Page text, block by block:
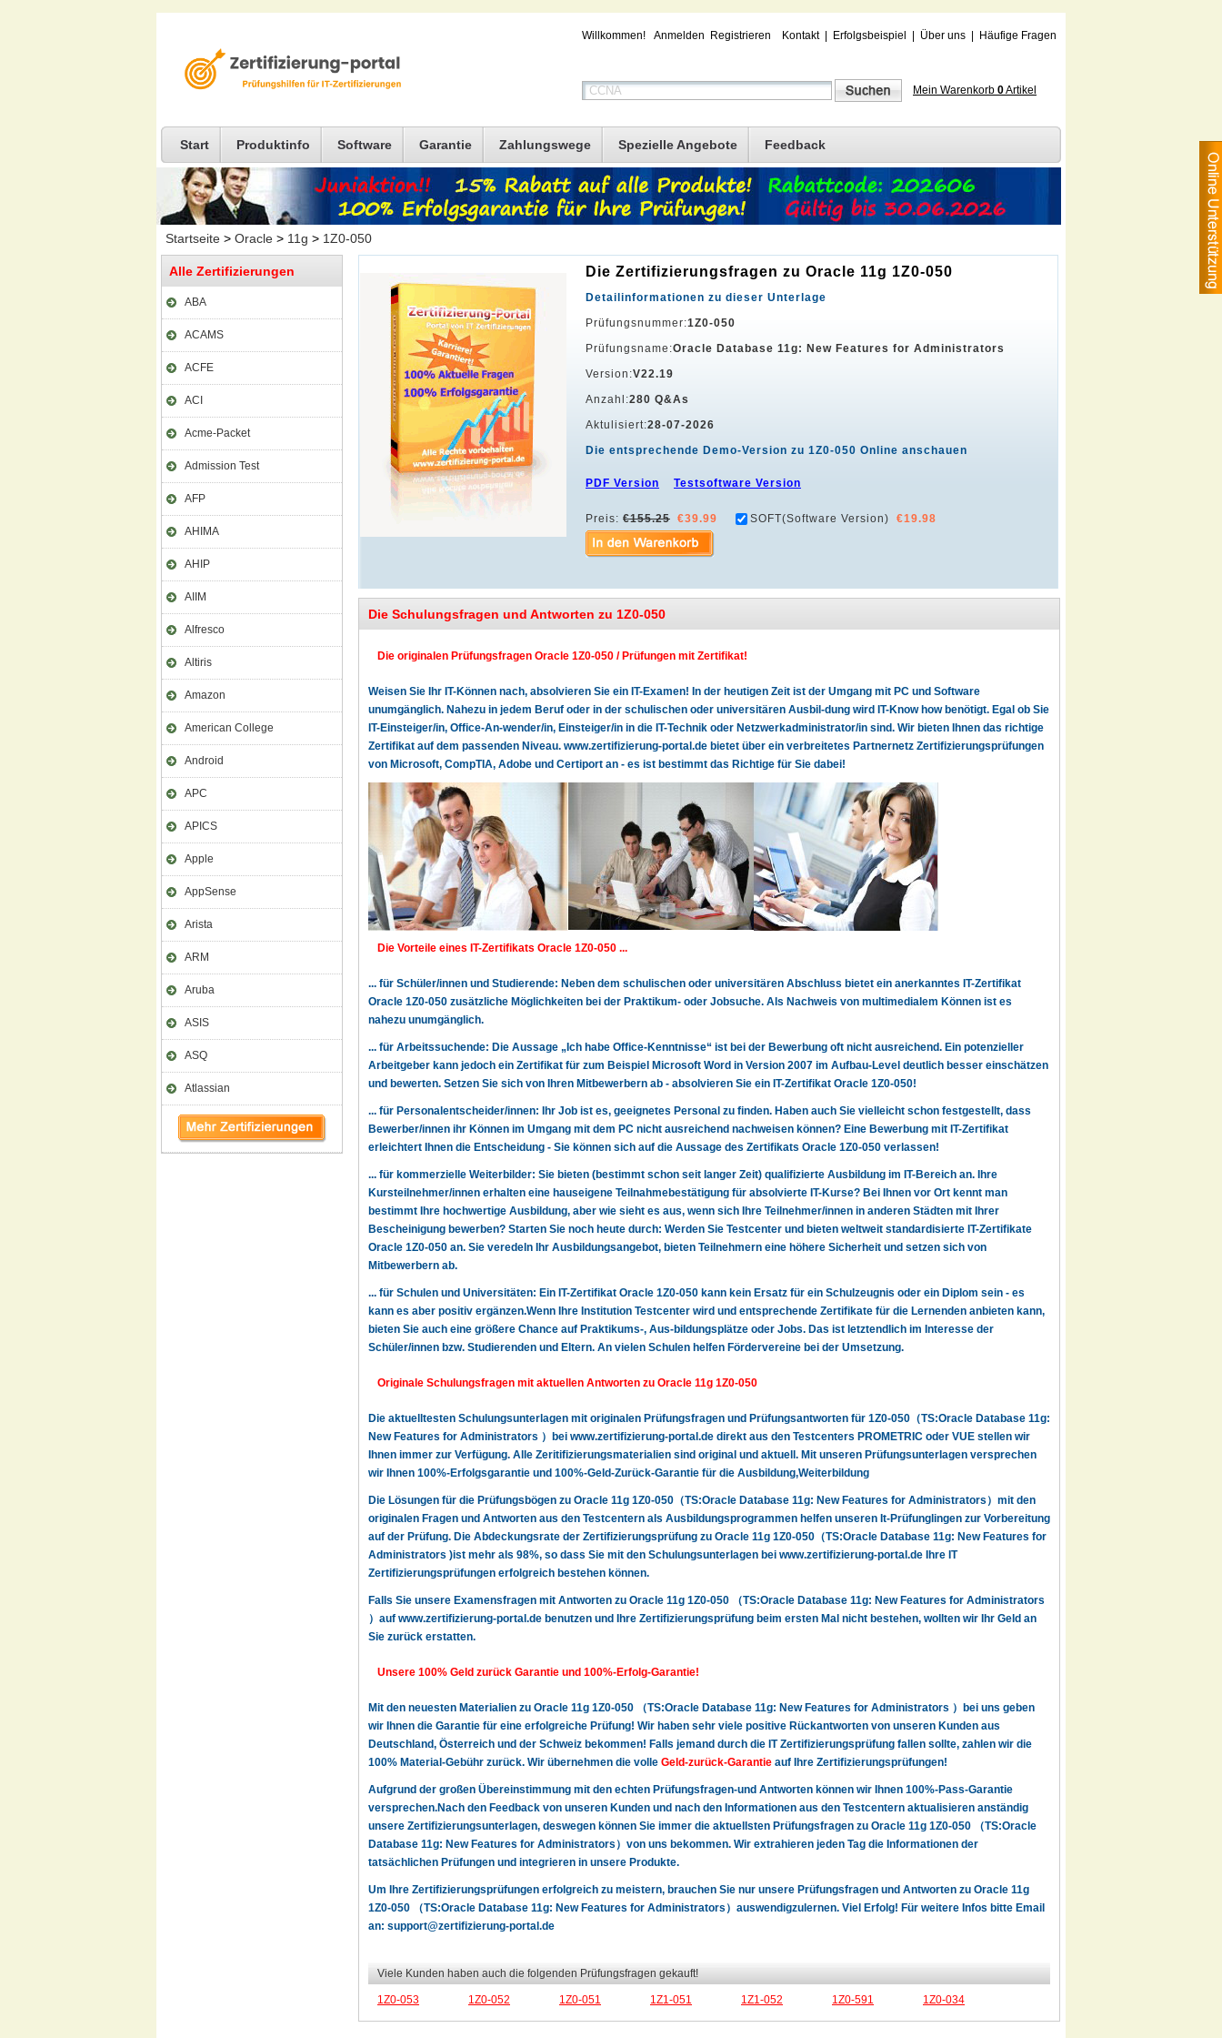
Willkommen! Anmelden Registrieren Kontakt| Erfolgsbeispiel Über uns Häufige Fragen
Mein Warenkorb 0Artikel
Start Produktinfo Software Garantie Zahlungswege Spezielle Angebote Feedback
Startseite > Oracle > 11g > 1Z0-050
Alle Zertifizierungen
ABA
ACAMS
ACFE
ACI
Acme-Packet
Admission Test
AFP
AHIMA
AHIP
AIIM
Alfresco
Altiris
Amazon
American College
Android
APC
APICS
Apple
AppSense
Arista
ARM
Aruba
ASIS
ASQ
Atlassian
Die Zertifizierungsfragen zu Oracle 11g 1Z0-050
Detailinformationen zu dieser Unterlage
Prüfungsnummer:1Z0-050
Prüfungsname:Oracle Database 11g: New Features for Administrators
Version:V22.19
Anzahl:280 Q&As
Aktulisiert:28-07-2026
Die entsprechende Demo-Version zu 1Z0-050 Online anschauen
PDF Version Testsoftware Version
Preis: €155.25 €39.99 SOFT(Software Version) €19.98
Die Schulungsfragen und Antworten zu 1Z0-050
Die originalen Prüfungsfragen Oracle 1Z0-050 / Prüfungen mit Zertifikat!
Weisen Sie Ihr IT-Können nach, absolvieren Sie ein IT-Examen! In der heutigen Zeit ist der Umgang mit PC und Software
unumgänglich. Nahezu in jedem Beruf oder in der schulischen oder universitären Ausbil-dung wird IT-Know how benötigt. Egal ob Sie
IT-Einsteiger/in, Office-An-wender/in, Einsteiger/in in die IT-Technik oder Netzwerkadministrator/in sind. Wir bieten Ihnen das richtige
Zertifikat auf dem passenden Niveau. www.zertifizierung-portal.de bietet über ein verbreitetes Partnernetz Zertifizierungsprüfungen
von Microsoft, CompTIA, Adobe und Certiport an - es ist bestimmt das Richtige für Sie dabei!
Die Vorteile eines IT-Zertifikats Oracle 1Z0-050 ...
... für Schüler/innen und Studierende: Neben dem schulischen oder universitären Abschluss bietet ein anerkanntes IT-Zertifikat
Oracle 1Z0-050 zusätzliche Möglichkeiten bei der Praktikum- oder Jobsuche. Als Nachweis von multimedialem Können ist es
nahezu unumgänglich.
... für Arbeitssuchende: Die Aussage „Ich habe Office-Kenntnisse“ ist bei der Bewerbung oft nicht ausreichend. Ein potenzieller
Arbeitgeber kann jedoch ein Zertifikat für zum Beispiel Microsoft Word in Version 2007 im Aufbau-Level deutlich besser einschätzen
und bewerten. Setzen Sie sich von Ihren Mitbewerbern ab - absolvieren Sie ein IT-Zertifikat Oracle 1Z0-050!
... für Personalentscheider/innen: Ihr Job ist es, geeignetes Personal zu finden. Haben auch Sie vielleicht schon festgestellt, dass
Bewerber/innen ihr Können im Umgang mit dem PC nicht ausreichend nachweisen können? Eine Bewerbung mit IT-Zertifikat
erleichtert Ihnen die Entscheidung - Sie können sich auf die Aussage des Zertifikats Oracle 1Z0-050 verlassen!
... für kommerzielle Weiterbilder: Sie bieten (bestimmt schon seit langer Zeit) qualifizierte Ausbildung im IT-Bereich an. Ihre
Kursteilnehmer/innen erhalten eine hauseigene Teilnahmebestätigung für absolvierte IT-Kurse? Bei Ihnen vor Ort kennt man
bestimmt Ihre hochwertige Ausbildung, aber wie sieht es aus, wenn sich Ihre Teilnehmer/innen in anderen Städten mit Ihrer
Bescheinigung bewerben? Starten Sie noch heute durch: Werden Sie Testcenter und bieten weltweit standardisierte IT-Zertifikate
Oracle 1Z0-050 an. Sie veredeln Ihr Ausbildungsangebot, bieten Teilnehmern eine höhere Sicherheit und setzen sich von
Mitbewerbern ab.
... für Schulen und Universitäten: Ein IT-Zertifikat Oracle 1Z0-050 kann kein Ersatz für ein Schulzeugnis oder ein Diplom sein - es
kann es aber positiv ergänzen.Wenn Ihre Institution Testcenter wird und entsprechende Zertifikate für die Lernenden anbieten kann,
bieten Sie auch eine größere Chance auf Praktikums-, Aus-bildungsplätze oder Jobs. Das ist letztendlich im Interesse der
Schüler/innen bzw. Studierenden und Eltern. An vielen Schulen helfen Fördervereine bei der Umsetzung.
Originale Schulungsfragen mit aktuellen Antworten zu Oracle 11g 1Z0-050
Die aktuelltesten Schulungsunterlagen mit originalen Prüfungsfragen und Prüfungsantworten für 1Z0-050（TS:Oracle Database 11g:
New Features for Administrators ）bei www.zertifizierung-portal.de direkt aus den Testcenters PROMETRIC oder VUE stellen wir
Ihnen immer zur Verfügung. Alle Zeritifizierungsmaterialien sind original und aktuell. Mit unseren Prüfungsunterlagen versprechen
wir Ihnen 100%-Erfolgsgarantie und 100%-Geld-Zurück-Garantie für die Ausbildung,Weiterbildung
Die Lösungen für die Prüfungsbögen zu Oracle 11g 1Z0-050（TS:Oracle Database 11g: New Features for Administrators）mit den
originalen Fragen und Antworten aus den Testcentern als Ausbildungsprogrammen helfen unseren It-Prüfunglingen zur Vorbereitung
auf der Prüfung. Die Abdeckungsrate der Zertifizierungsprüfung zu Oracle 11g 1Z0-050（TS:Oracle Database 11g: New Features for
Administrators )ist mehr als 98%, so dass Sie mit den Schulungsunterlagen bei www.zertifizierung-portal.de Ihre IT
Zertifizierungsprüfungen erfolgreich bestehen können.
Falls Sie unsere Examensfragen mit Antworten zu Oracle 11g 1Z0-050 （TS:Oracle Database 11g: New Features for Administrators
）auf www.zertifizierung-portal.de benutzen und Ihre Zertifizierungsprüfung beim ersten Mal nicht bestehen, wollten wir Ihr Geld an
Sie zurück erstatten.
Unsere 100% Geld zurück Garantie und 100%-Erfolg-Garantie!
Mit den neuesten Materialien zu Oracle 11g 1Z0-050 （TS:Oracle Database 11g: New Features for Administrators ）bei uns geben
wir Ihnen die Garantie für eine erfolgreiche Prüfung! Wir haben sehr viele positive Rückantworten von unseren Kunden aus
Deutschland, Österreich und der Schweiz bekommen! Falls jemand durch die IT Zertifizierungsprüfung fallen sollte, zahlen wir die
100% Material-Gebühr zurück. Wir übernehmen die volle Geld-zurück-Garantie auf Ihre Zertifizierungsprüfungen!
Aufgrund der großen Übereinstimmung mit den echten Prüfungsfragen-und Antworten können wir Ihnen 100%-Pass-Garantie
versprechen.Nach den Feedback von unseren Kunden und nach den Informationen aus den Testcentern aktualisieren anständig
unsere Zertifizierungsunterlagen, deswegen können Sie immer die aktuellsten Prüfungsfragen zu Oracle 11g 1Z0-050 （TS:Oracle
Database 11g: New Features for Administrators）von uns bekommen. Wir extrahieren jeden Tag die Informationen der
tatsächlichen Prüfungen und integrieren in unsere Produkte.
Um Ihre Zertifizierungsprüfungen erfolgreich zu meistern, brauchen Sie nur unsere Prüfungsfragen und Antworten zu Oracle 11g
1Z0-050 （TS:Oracle Database 11g: New Features for Administrators）auswendigzulernen. Viel Erfolg! Für weitere Infos bitte Email
an: support@zertifizierung-portal.de
Viele Kunden haben auch die folgenden Prüfungsfragen gekauft!
1Z0-053 1Z0-052 1Z0-051 1Z1-051 1Z1-052 1Z0-591 1Z0-034